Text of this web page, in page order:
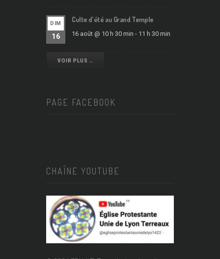
DIM
16
Culte d’été au Grand Temple
16 août @ 10 h 30 min - 11 h 30 min
VOIR PLUS …
PAGE FACEBOOK
CHAÎNE YOUTUBE